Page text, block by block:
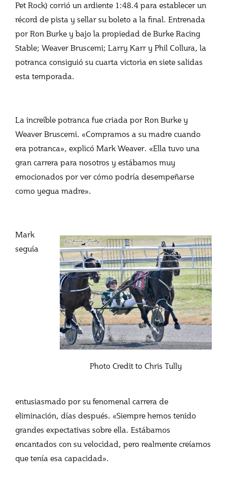
Pet Rock) corrió un ardiente 1:48.4 para establecer un
récord de pista y sellar su boleto a la final. Entrenada
por Ron Burke y bajo la propiedad de Burke Racing
Stable; Weaver Bruscemi; Larry Karr y Phil Collura, la
potranca consiguió su cuarta victoria en siete salidas
esta temporada.
La increíble potranca fue criada por Ron Burke y
Weaver Bruscemi. «Compramos a su madre cuando
era potranca», explicó Mark Weaver. «Ella tuvo una
gran carrera para nosotros y estábamos muy
emocionados por ver cómo podría desempeñarse
como yegua madre».
Photo Credit to Chris Tully
Mark
seguía
entusiasmado por su fenomenal carrera de
eliminación, días después. «Siempre hemos tenido
grandes expectativas sobre ella. Estábamos
encantados con su velocidad, pero realmente creíamos
que tenía esa capacidad».